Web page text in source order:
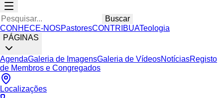
Buscar
CONHECE-NOSPastoresCONTRIBUATeologia
PÁGINAS
AgendaGaleria de ImagensGaleria de VídeosNotíciasRegisto
de Membros e Congregados
Localizações